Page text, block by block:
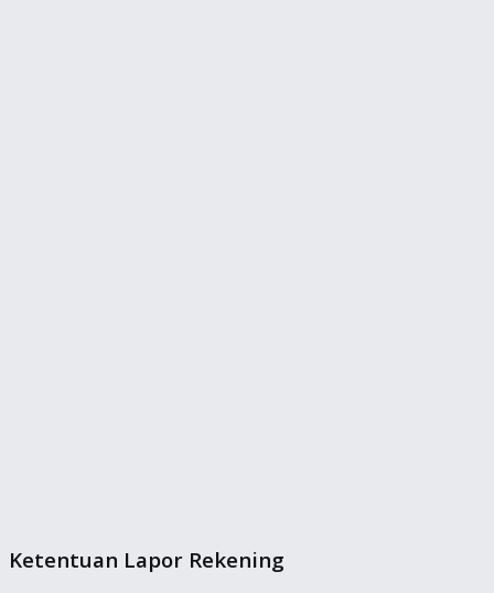
Ketentuan Lapor Rekening